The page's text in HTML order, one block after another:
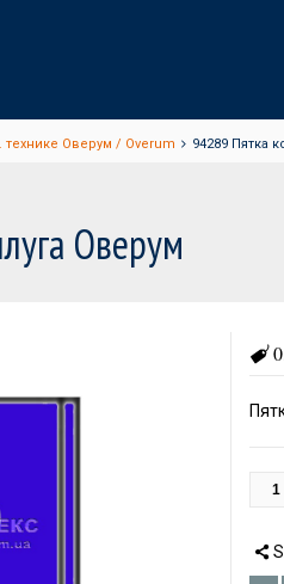
технике Оверум / Overum 94289 Пятка
Оверум